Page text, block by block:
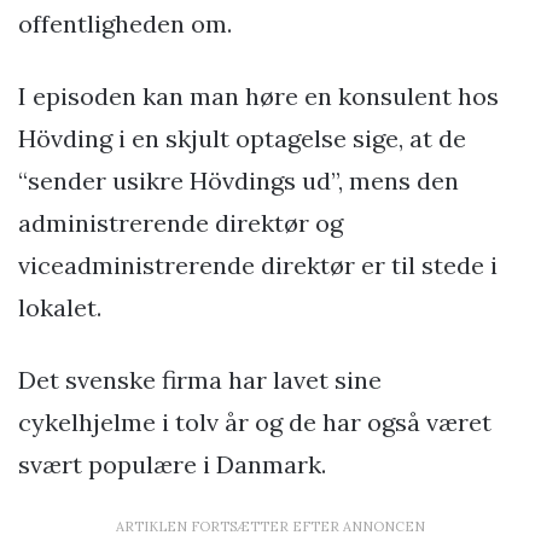
offentligheden om.
I episoden kan man høre en konsulent hos
Hövding i en skjult optagelse sige, at de
“sender usikre Hövdings ud”, mens den
administrerende direktør og
viceadministrerende direktør er til stede i
lokalet.
Det svenske firma har lavet sine
cykelhjelme i tolv år og de har også været
svært populære i Danmark.
ARTIKLEN FORTSÆTTER EFTER ANNONCEN